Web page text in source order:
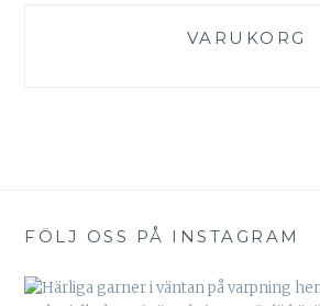
VARUKORG
FÖLJ OSS PÅ INSTAGRAM